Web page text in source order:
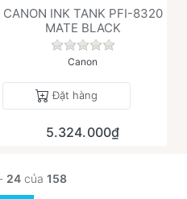
nào cho sản phẩm này.
CANON INK TANK PFI-8320
MATE BLACK
Chưa có đánh giá
Canon
Đặt hàng
5.324.000₫
- 24của 158